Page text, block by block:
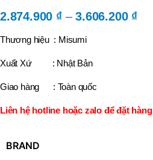
2.874.900 ₫ – 3.606.200 ₫
Thương hiệu : Misumi
Xuất Xứ : Nhật Bản
Giao hàng : Toàn quốc
Liên hệ hotline hoặc zalo để đặt hàng
BRAND